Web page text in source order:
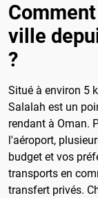
ville
?
Situé à environ 5
Salalah est un
rendant à Oman.
l'aéroport,
budget et vos
transports en
transfert privés.